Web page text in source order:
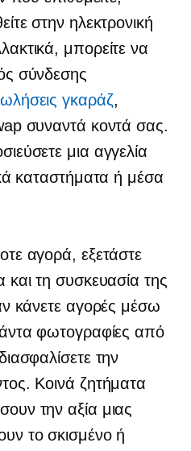
στην ηλεκτρονική
μπορείτε να
σύνδεσης
γκαράζ,
συναντά κοντά σας.
μια αγγελία
καταστήματα ή μέσα
αγορά, εξετάστε
και τη συσκευασία της
κάνετε αγορές μέσω
φωτογραφίες από
την
Κοινά ζητήματα
την αξία μιας
το σκισμένο ή